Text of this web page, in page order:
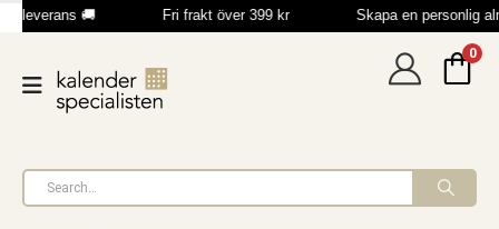
leverans 🚚 Fri frakt över 399 kr Skapa en personlig
0